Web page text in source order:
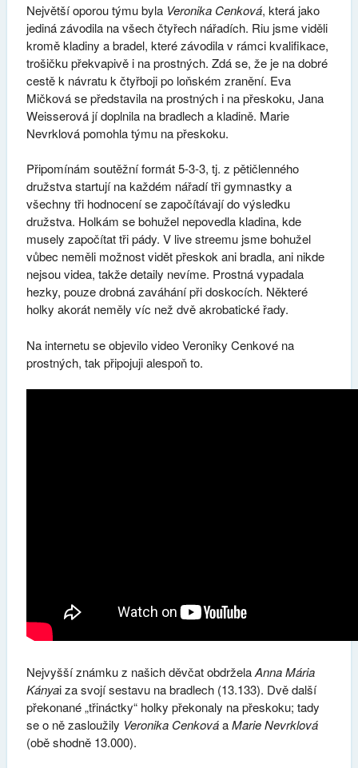
Největší oporou týmu byla Veronika Cenková, která jako
jediná závodila na všech čtyřech nářadích. Riu jsme viděli
kromě kladiny a bradel, které závodila v rámci kvalifikace,
trošičku překvapivě i na prostných. Zdá se, že je na dobré
cestě k návratu k čtyřboji po loňském zranění. Eva
Mičková se představila na prostných i na přeskoku, Jana
Weisserová jí doplnila na bradlech a kladině. Marie
Nevrklová pomohla týmu na přeskoku.
Připomínám soutěžní formát 5-3-3, tj. z pětičlenného
družstva startují na každém nářadí tři gymnastky a
všechny tři hodnocení se započítávají do výsledku
družstva. Holkám se bohužel nepovedla kladina, kde
musely započítat tři pády. V live streemu jsme bohužel
vůbec neměli možnost vidět přeskok ani bradla, ani nikde
nejsou videa, takže detaily nevíme. Prostná vypadala
hezky, pouze drobná zaváhání při doskocích. Některé
holky akorát neměly víc než dvě akrobatické řady.
Na internetu se objevilo video Veroniky Cenkové na
prostných, tak připojuji alespoň to.
Nejvyšší známku z našich děvčat obdrželaAnna Mária
Kányai za svojí sestavu na bradlech (13.133). Dvě další
překonané „třináctky“ holky překonaly na přeskoku; tady
se o ně zasloužily Veronika CenkováaMarie Nevrklová
(obě shodně 13.000).